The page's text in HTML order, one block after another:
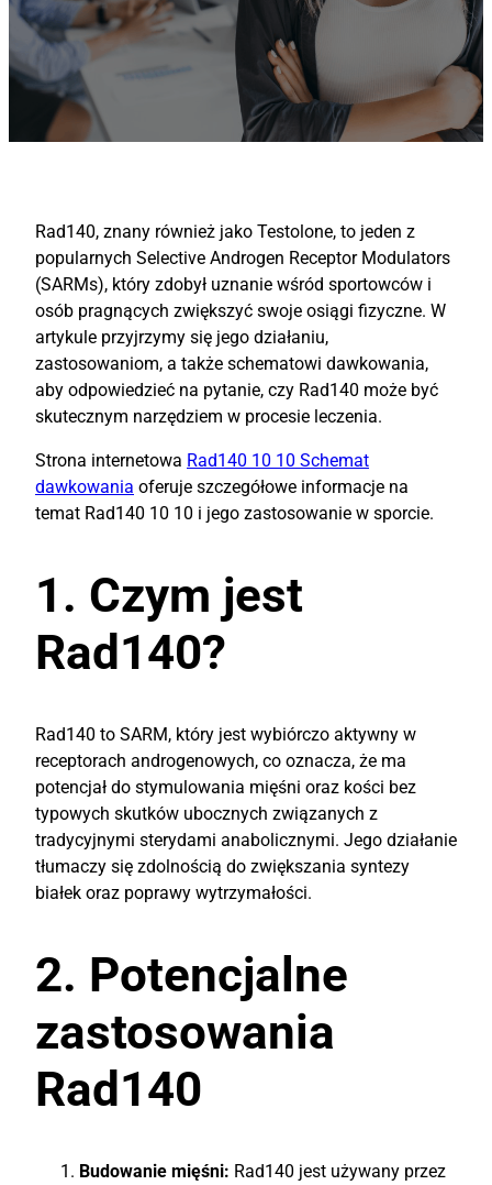
Rad140, znany również jako Testolone, to jeden z
popularnych Selective Androgen Receptor Modulators
(SARMs), który zdobył uznanie wśród sportowców i
osób pragnących zwiększyć swoje osiągi fizyczne. W
artykule przyjrzymy się jego działaniu,
zastosowaniom, a także schematowi dawkowania,
aby odpowiedzieć na pytanie, czy Rad140 może być
skutecznym narzędziem w procesie leczenia.
Strona internetowa Rad140 10 10 Schemat
dawkowania oferuje szczegółowe informacje na
temat Rad140 10 10 i jego zastosowanie w sporcie.
1. Czym jest
Rad140?
Rad140 to SARM, który jest wybiórczo aktywny w
receptorach androgenowych, co oznacza, że ma
potencjał do stymulowania mięśni oraz kości bez
typowych skutków ubocznych związanych z
tradycyjnymi sterydami anabolicznymi. Jego działanie
tłumaczy się zdolnością do zwiększania syntezy
białek oraz poprawy wytrzymałości.
2. Potencjalne
zastosowania
Rad140
Budowanie mięśni: Rad140 jest używany przez